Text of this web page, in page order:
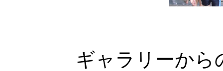
ギャラリーから